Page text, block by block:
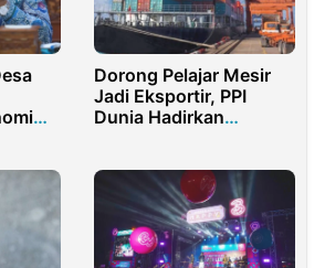
Dorong Pelajar Mesir
Jadi Eksportir, PPI
Dunia Hadirkan